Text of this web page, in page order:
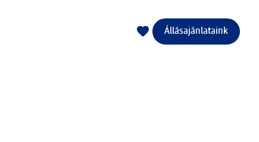
Állásajánlataink